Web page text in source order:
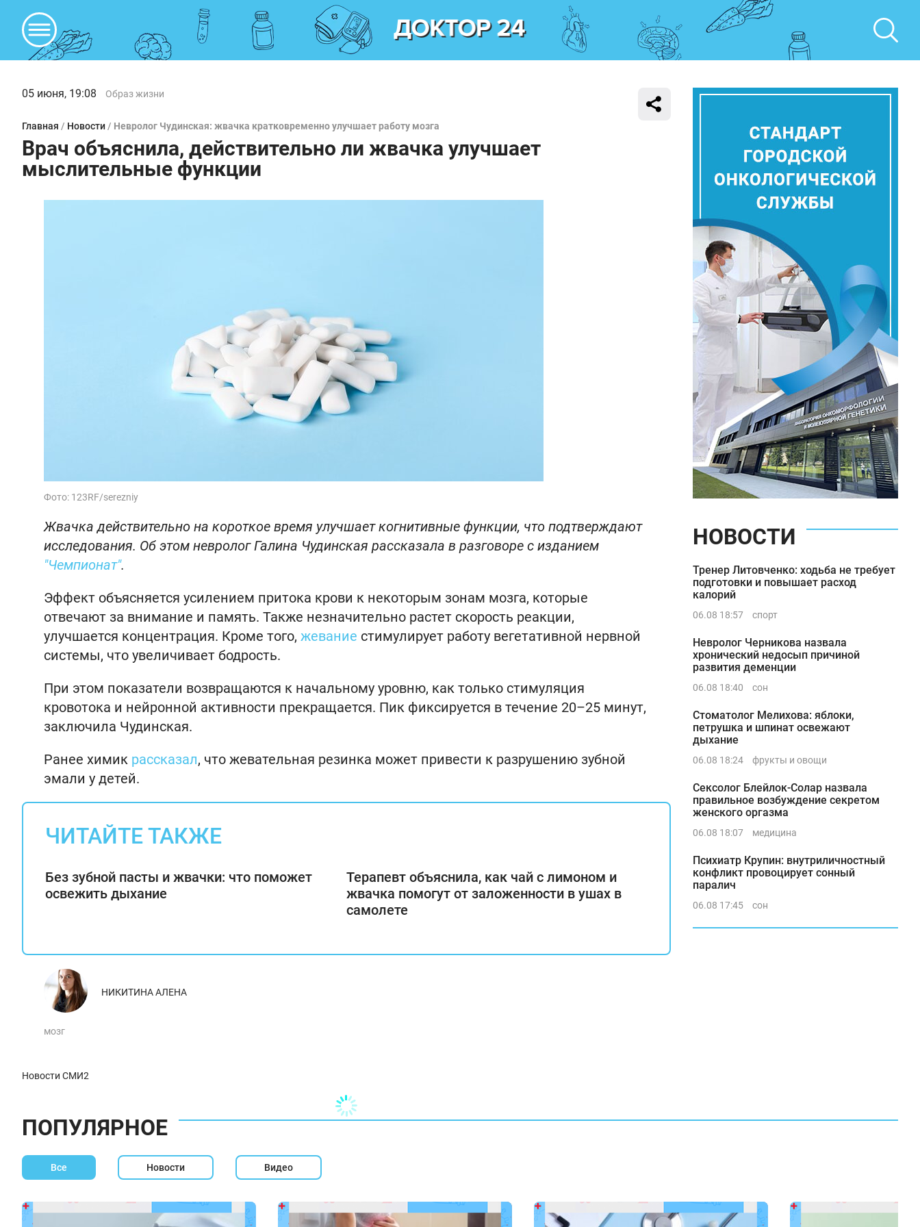
05 июня, 19:08 Образ жизни
Главная / Новости / Невролог Чудинская: жвачка кратковременно улучшает работу мозга
Врач объяснила, действительно ли жвачка улучшает
мыслительные функции
Фото: 123RF/serezniy
Жвачка действительно на короткое время улучшает когнитивные функции, что подтверждают
исследования. Об этом невролог Галина Чудинская рассказала в разговоре с изданием
"Чемпионат".
Эффект объясняется усилением притока крови к некоторым зонам мозга, которые
отвечают за внимание и память. Также незначительно растет скорость реакции,
улучшается концентрация. Кроме того, жевание стимулирует работу вегетативной нервной
системы, что увеличивает бодрость.
При этом показатели возвращаются к начальному уровню, как только стимуляция
кровотока и нейронной активности прекращается. Пик фиксируется в течение 20–25 минут,
заключила Чудинская.
Ранее химик рассказал, что жевательная резинка может привести к разрушению зубной
эмали у детей.
ЧИТАЙТЕ ТАКЖЕ
Без зубной пасты и жвачки: что поможет
освежить дыхание
Терапевт объяснила, как чай с лимоном и
жвачка помогут от заложенности в ушах в
самолете
НИКИТИНА АЛЕНА
мозг
Новости СМИ2
НОВОСТИ
Тренер Литовченко: ходьба не требует
подготовки и повышает расход
калорий
06.08 18:57 спорт
Невролог Черникова назвала
хронический недосып причиной
развития деменции
06.08 18:40 сон
Стоматолог Мелихова: яблоки,
петрушка и шпинат освежают
дыхание
06.08 18:24 фрукты и овощи
Сексолог Блейлок-Солар назвала
правильное возбуждение секретом
женского оргазма
06.08 18:07 медицина
Психиатр Крупин: внутриличностный
конфликт провоцирует сонный
паралич
06.08 17:45 сон
ПОПУЛЯРНОЕ
Все Новости Видео